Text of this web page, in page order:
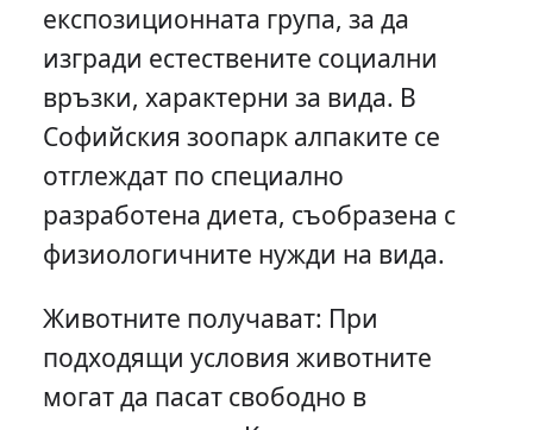
експозиционната група, за да
изгради естествените социални
връзки, характерни за вида. В
Софийския зоопарк алпаките се
отглеждат по специално
разработена диета, съобразена с
физиологичните нужди на вида.
Животните получават: При
подходящи условия животните
могат да пасат свободно в